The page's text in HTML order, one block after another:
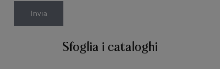
Sfoglia i cataloghi
Invia